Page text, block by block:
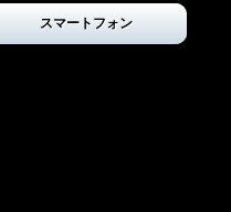
スマートフォン